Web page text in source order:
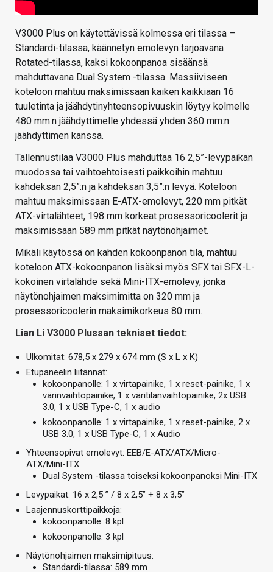
V3000 Plus on käytettävissä kolmessa eri tilassa –
Standardi-tilassa, käännetyn emolevyn tarjoavana
Rotated-tilassa, kaksi kokoonpanoa sisäänsä
mahduttavana Dual System -tilassa. Massiiviseen
koteloon mahtuu maksimissaan kaiken kaikkiaan 16
tuuletinta ja jäähdytinyhteensopivuuskin löytyy kolmelle
480 mm:n jäähdyttimelle yhdessä yhden 360 mm:n
jäähdyttimen kanssa.
Tallennustilaa V3000 Plus mahduttaa 16 2,5”-levypaikan
muodossa tai vaihtoehtoisesti paikkoihin mahtuu
kahdeksan 2,5”:n ja kahdeksan 3,5”:n levyä. Koteloon
mahtuu maksimissaan E-ATX-emolevyt, 220 mm pitkät
ATX-virtalähteet, 198 mm korkeat prosessoricoolerit ja
maksimissaan 589 mm pitkät näytönohjaimet.
Mikäli käytössä on kahden kokoonpanon tila, mahtuu
koteloon ATX-kokoonpanon lisäksi myös SFX tai SFX-L-
kokoinen virtalähde sekä Mini-ITX-emolevy, jonka
näytönohjaimen maksimimitta on 320 mm ja
prosessoricoolerin maksimikorkeus 80 mm.
Lian Li V3000 Plussan tekniset tiedot:
Ulkomitat: 678,5 x 279 x 674 mm (S x L x K)
Etupaneelin liitännät:
kokoonpanolle: 1 x virtapainike, 1 x reset-painike, 1 x
värinvaihtopainike, 1 x väritilanvaihtopainike, 2x USB
3.0, 1 x USB Type-C, 1 x audio
kokoonpanolle: 1 x virtapainike, 1 x reset-painike, 2 x
USB 3.0, 1 x USB Type-C, 1 x Audio
Yhteensopivat emolevyt: EEB/E-ATX/ATX/Micro-
ATX/Mini-ITX
Dual System -tilassa toiseksi kokoonpanoksi Mini-ITX
Levypaikat: 16 x 2,5 ” / 8 x 2,5” + 8 x 3,5”
Laajennuskorttipaikkoja:
kokoonpanolle: 8 kpl
kokoonpanolle: 3 kpl
Näytönohjaimen maksimipituus:
Standardi-tilassa: 589 mm